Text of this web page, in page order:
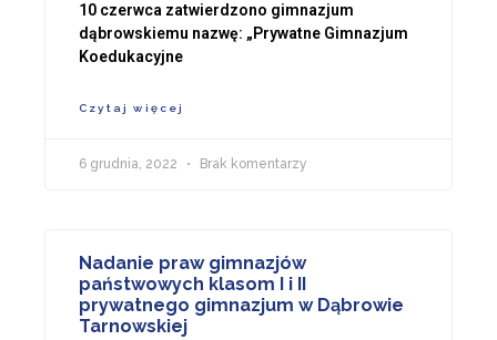
10 czerwca zatwierdzono gimnazjum
dąbrowskiemu nazwę: „Prywatne Gimnazjum
Koedukacyjne
Czytaj więcej
6 grudnia, 2022 Brak komentarzy
Nadanie praw gimnazjów
państwowych klasom I i II
prywatnego gimnazjum w Dąbrowie
Tarnowskiej